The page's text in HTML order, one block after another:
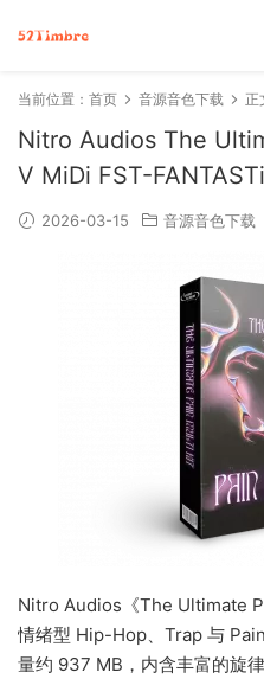
当前位置： 首页 音源音色下载 正
Nitro Audios The
V MiDi FST-
2026-03-15 音源音色下载
Nitro Audios《The Ultimate
情绪型 Hip-Hop、Trap 与
量约 937 MB，内含丰富的旋